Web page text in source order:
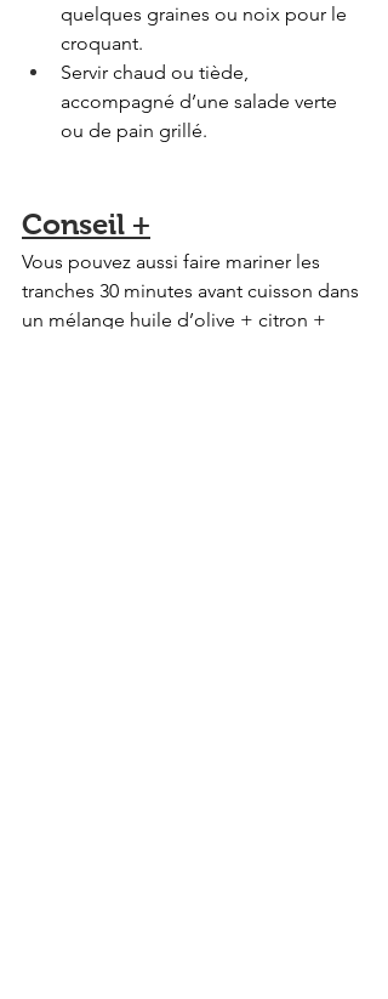
quelques graines ou noix pour le
croquant.
Servir chaud ou tiède,
accompagné d’une salade verte
ou de pain grillé.
Conseil +
Vous pouvez aussi faire mariner les
tranches 30 minutes avant cuisson dans
un mélange huile d’olive + citron +